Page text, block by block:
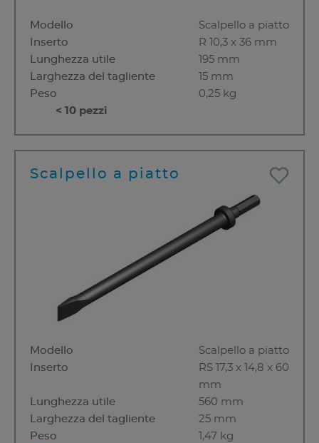
Modello
Scalpello a piatto
Inserto
R 10,3 x 36 mm
Lunghezza utile
195 mm
Larghezza del tagliente
15 mm
Peso
0,25 kg
< 10 pezzi
Scalpello a piatto
Modello
Scalpello a piatto
Inserto
RS 17,3 x 14,8 x 60
mm
Lunghezza utile
560 mm
Larghezza del tagliente
25 mm
Peso
1,47 kg